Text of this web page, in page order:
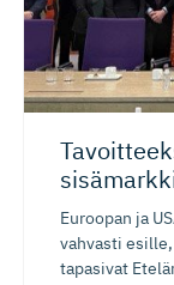
Euroopan ja
vahvasti
tapasivat